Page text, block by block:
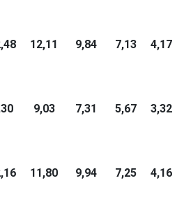
12,11 9,84 7,13 4,17
9,03 7,31 5,67 3,32
11,80 9,94 7,25 4,16